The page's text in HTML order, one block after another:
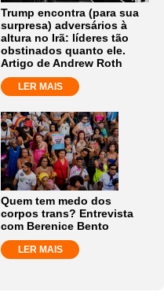
Trump encontra (para sua
surpresa) adversários à
altura no Irã: líderes tão
obstinados quanto ele.
Artigo de Andrew Roth
LER MAIS
Quem tem medo dos
corpos trans? Entrevista
com Berenice Bento
LER MAIS